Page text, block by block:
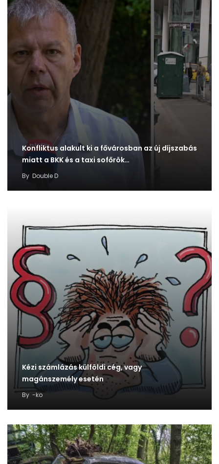
Konfliktus alakult ki a fővárosban az új díjszabás
miatt a BKK és a taxi sofőrök…
By Double D
Kézi számlázás külföldi cég, vagy
magánszemély esetén
By -ko